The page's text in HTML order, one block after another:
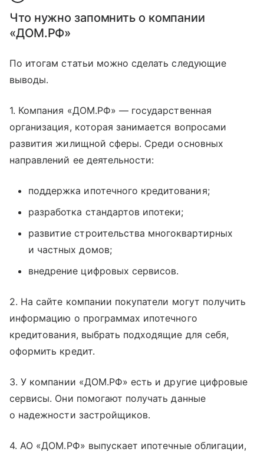
Что нужно запомнить о компании
«ДОМ.РФ»
По итогам статьи можно сделать следующие
выводы.
1. Компания «ДОМ.РФ» — государственная
организация, которая занимается вопросами
развития жилищной сферы. Среди основных
направлений ее деятельности:
поддержка ипотечного кредитования;
разработка стандартов ипотеки;
развитие строительства многоквартирных
и частных домов;
внедрение цифровых сервисов.
2. На сайте компании покупатели могут получить
информацию о программах ипотечного
кредитования, выбрать подходящие для себя,
оформить кредит.
3. У компании «ДОМ.РФ» есть и другие цифровые
сервисы. Они помогают получать данные
о надежности застройщиков.
4. АО «ДОМ.РФ» выпускает ипотечные облигации,